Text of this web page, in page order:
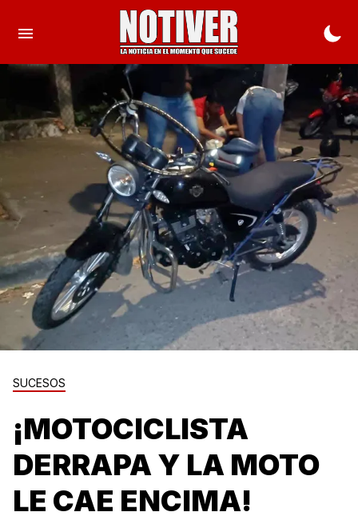
SUCESOS
¡MOTOCICLISTA
DERRAPA Y LA MOTO
LE CAE ENCIMA!